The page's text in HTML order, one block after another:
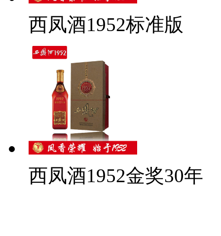
西凤酒1952标准版
西凤酒1952金奖30年